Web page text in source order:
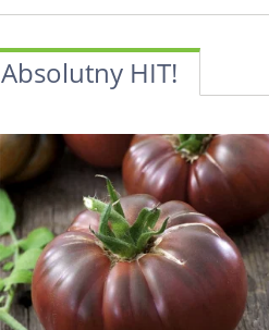
Absolutny HIT!